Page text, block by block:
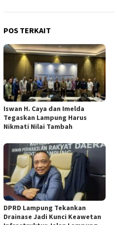
POS TERKAIT
Iswan H. Caya dan Imelda
Tegaskan Lampung Harus
Nikmati Nilai Tambah
DPRD Lampung Tekankan
Drainase Jadi Kunci Keawetan